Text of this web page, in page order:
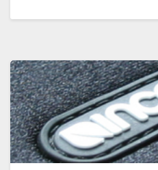
i
s
!
a
a
c
b
o
o
k
A